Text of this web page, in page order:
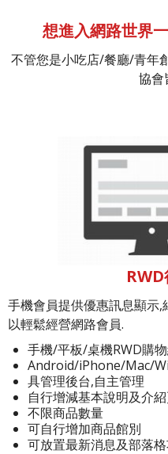
想進入網路世界
不管您是小吃店/餐廳/青年
協會
手機會員提供優惠訊息顯示
以輕鬆經營網路會員.
手機/平板/桌機RWD購
Android/iPhone/Mac/
具管理後台,自主管理
自行增減基本說明及介
不限商品數量
可自行增加商品館別
可放置最新消息及部落